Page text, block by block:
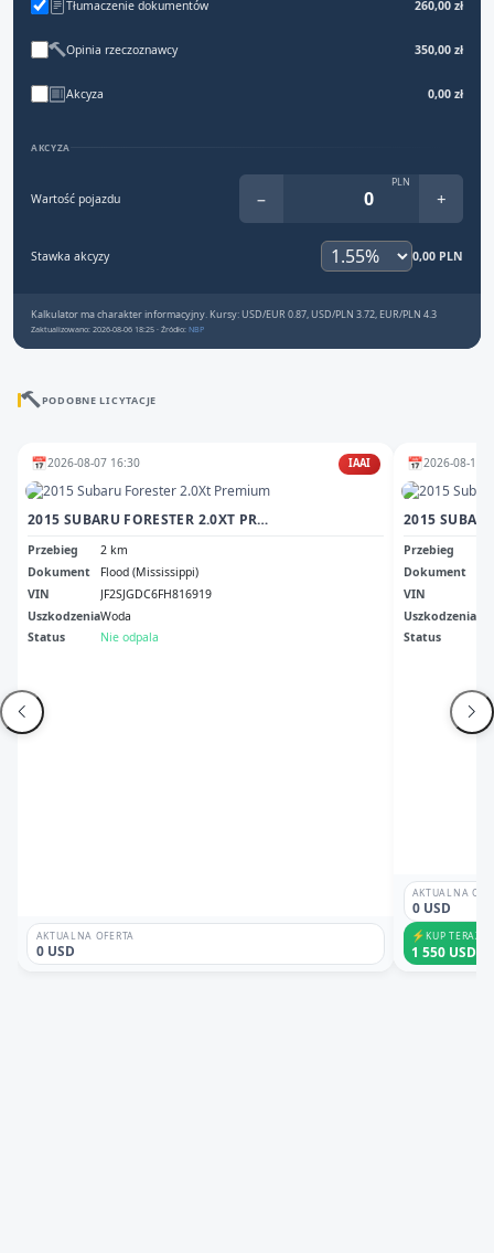
Tłumaczenie dokumentów 260,00 zł
Opinia rzeczoznawcy 350,00 zł
Akcyza 0,00 zł
AKCYZA
Wartość pojazdu −
PLN
+
Stawka akcyzy 0,00 PLN
Kalkulator ma charakter informacyjny. Kursy: USD/EUR 0.87, USD/PLN 3.72, EUR/PLN 4.3
Zaktualizowano: 2026-08-06 18:25 · Źródło: NBP
PODOBNE LICYTACJE
📅2026-08-07 16:30 IAAI
2015 SUBARU FORESTER 2.0XT PREMIUM
Przebieg
2 km
Dokument
Flood (Mississippi)
VIN
JF2SJGDC6FH816919
UszkodzeniaWoda
Status
Nie odpala
AKTUALNA OFERTA
0 USD
📅2026-08-13
Przebieg
Dokument
VIN
Uszkodzenia
Status
AKTUALNA
0 USD
⚡KUP TERAZ
1 550 USD